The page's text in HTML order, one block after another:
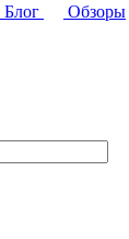
Блог
Обзоры